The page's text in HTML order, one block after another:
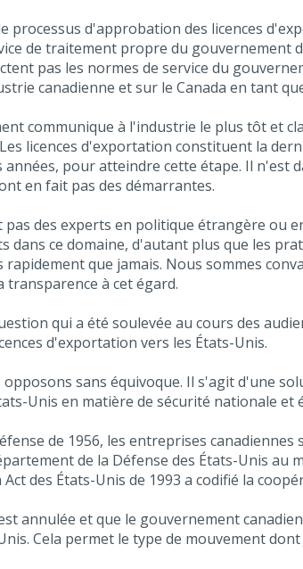
processus d'approbation des licences
de traitement propre du gouvernement
pas les normes de service du
canadienne et sur le Canada en tant
communique à l'industrie le plus tôt et
licences d'exportation constituent la
pour atteindre cette étape. Il
en fait pas des démarrantes.
des experts en politique étrangère ou
dans ce domaine, d'autant plus que les
que jamais. Nous sommes
à cet égard.
qui a été soulevée au cours des
d'exportation vers les États-Unis.
sans équivoque. Il s'agit d'une
Unis en matière de sécurité nationale et
de 1956, les entreprises
de la Défense des États-Unis au
des États-Unis de 1993 a codifié la
annulée et que le gouvernement
Cela permet le type de mouvement